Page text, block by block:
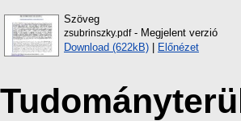
Szöveg
zsubrinszky.pdf- Megjelent verzió
Download (622kB) | Előnézet